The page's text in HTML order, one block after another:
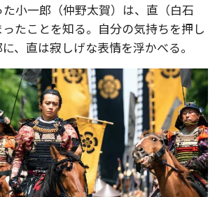
小一郎（仲野太賀）は、直（白石
たことを知る。自分の気持ちを押し
、直は寂しげな表情を浮かべる。